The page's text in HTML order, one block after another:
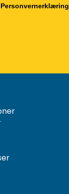
Personvernerklæring